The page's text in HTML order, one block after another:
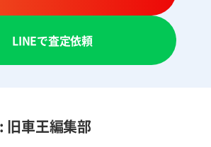
LINEで査定依頼
旧車王編集部